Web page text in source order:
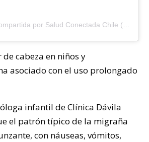
Una publicación compartida por Salud Conectada Chile (@saludconectadacl)
cabeza en niños y
asociado con el uso prolongado
infantil de Clínica Dávila
el patrón típico de la migraña
con náuseas, vómitos,